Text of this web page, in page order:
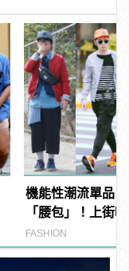
機能性潮流單品
「腰包」！上街
FASHION